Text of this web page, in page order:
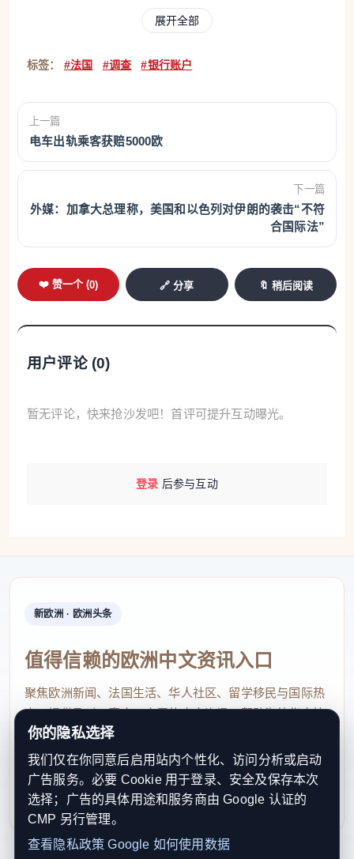
但在许多金融机构，总费用会大幅上升：46%的
以下的透支。这是如何运作的呢？当客户的透支费用
低于此金额时，银行会收取这笔最低固定费用，该费
用从每季度1.50欧元到10欧元不等。
“这是一种极其不合理的做法，法国消费者协会
UFC-Que Choisir多年来一直谴责这种做法：与透支
率。”UFC-Que Choisir的银行和保险项目负责人朱丽
在争议，但目前却被允许，因为小额透支暂时不受法
定最高利率的限制。”
于200欧元且期限不足一个月的透支将纳入欧洲消费
前评估其信用状况。“我们担心银行会拒绝向一些财务
未经授权的透支，并产生更高的费用，”伍兹继续说
道。已享受透支额度的客户则不受此新规约束。 “这
可能会让一些客户不敢更换银行，因为他们担心无法
协商透支额度。”梅拉克补充道。
展开全部
标签： #法国 #调查 #银行账户
上一篇
电车出轨乘客获赔5000欧
下一篇
外媒：加拿大总理称，美国和以色列对伊朗的袭击“不符
合国际法”
❤️ 赞一个 (0) 🔗 分享 🔖 稍后阅读
用户评论 (0)
暂无评论，快来抢沙发吧！首评可提升互动曝光。
登录 后参与互动
新欧洲 · 欧洲头条
值得信赖的欧洲中文资讯入口
聚焦欧洲新闻、法国生活、华人社区、留学移民与国际热
点，提供及时、真实、实用的中文资讯，帮助海外华人快
速了解欧洲动态。
contact@xinouzhou.com
服务支持、版权与合作：工作日优先处理站务、投稿与权
利通知
你的隐私选择
我们仅在你同意后启用站内个性化、访问分析或启动
广告服务。必要 Cookie 用于登录、安全及保存本次
选择；广告的具体用途和服务商由 Google 认证的
CMP 另行管理。
查看隐私政策 Google 如何使用数据